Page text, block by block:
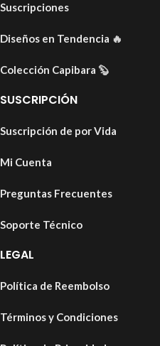
Suscripciones
Diseños en Tendencia 🔥
Colección Capibara 🦫
SUSCRIPCIÓN
Suscripción de por Vida
Mi Cuenta
Preguntas Frecuentes
Soporte Técnico
LEGAL
Política de Reembolso
Términos y Condiciones